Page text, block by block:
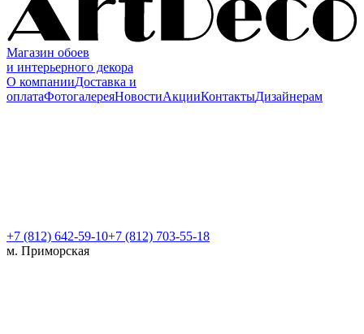
Магазин обоев
и интерьерного декора
О компанииДоставка и
оплатаФотогалереяНовостиАкцииКонтактыДизайнерам
+7 (812) 642-59-10+7 (812) 703-55-18
м. Приморская